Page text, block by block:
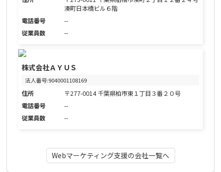
湊町日本橋ビル６階
電話番号
--
従業員数
--
株式会社ＡＹＵＳ
法人番号:9040001108169
住所
〒277-0014 千葉県柏市東１丁目３番２０号
電話番号
--
従業員数
--
Webマーケティング支援の会社一覧へ